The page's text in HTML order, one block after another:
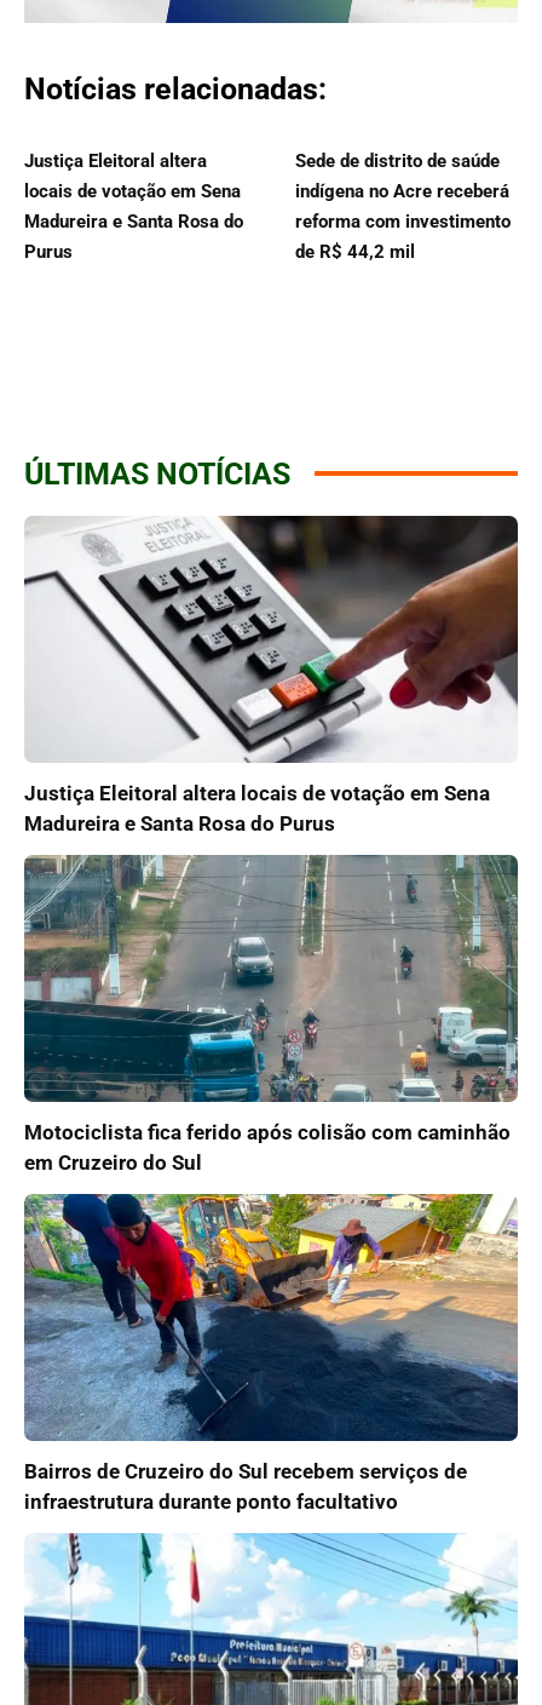
Notícias relacionadas:
Justiça Eleitoral altera
locais de votação em Sena
Madureira e Santa Rosa do
Purus
Sede de distrito de saúde
indígena no Acre receberá
reforma com investimento
de R$ 44,2 mil
ÚLTIMAS NOTÍCIAS
Justiça Eleitoral altera locais de votação em Sena
Madureira e Santa Rosa do Purus
Motociclista fica ferido após colisão com caminhão
em Cruzeiro do Sul
Bairros de Cruzeiro do Sul recebem serviços de
infraestrutura durante ponto facultativo